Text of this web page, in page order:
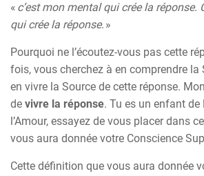
« c’est mon mental qui crée la réponse.
qui crée la réponse. »
Pourquoi ne l’écoutez-vous pas cette
fois, vous cherchez à en comprendre la
en vivre la Source de cette réponse.
de vivre la réponse. Tu es un enfant
l’Amour, essayez de vous placer dans
vous aura donnée votre Conscience
Cette définition que vous aura donnée